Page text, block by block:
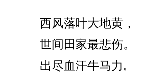
西风落叶大地黄，
世间田家最悲伤。
出尽血汗牛马力,